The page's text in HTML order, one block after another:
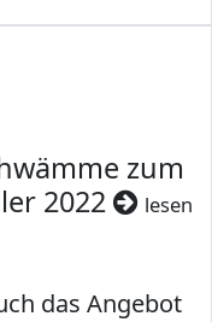
zum
2022
lesen
das Angebot